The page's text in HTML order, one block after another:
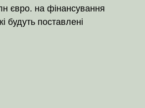
євро. на фінансування
будуть поставлені